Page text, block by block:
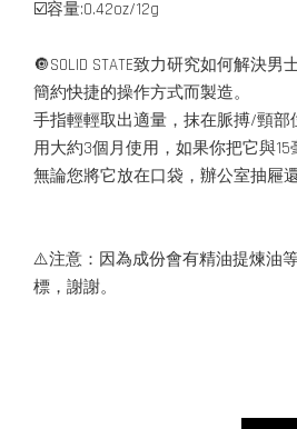
☑️容量:0.42oz/12g
🔘SOLID STATE致力研究如何解
簡約快捷的操作方式而製造。
手指輕輕取出適量，抹在脈搏/頸
用大約3個月使用，如果你把它與
無論您將它放在口袋，辦公室抽屜
⚠️注意：因為成份會有精油提煉油
標，謝謝。